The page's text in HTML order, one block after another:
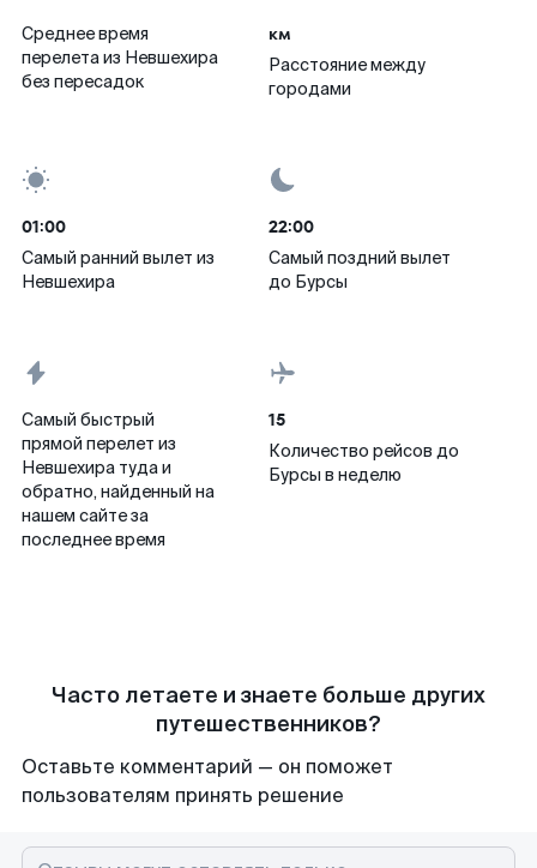
Среднее время
перелета из Невшехира
без пересадок
км
Расстояние между
городами
01:00
Самый ранний вылет из
Невшехира
22:00
Самый поздний вылет
до Бурсы
Самый быстрый
прямой перелет из
Невшехира туда и
обратно, найденный на
нашем сайте за
последнее время
15
Количество рейсов до
Бурсы в неделю
Часто летаете и знаете больше других
путешественников?
Оставьте комментарий — он поможет
пользователям принять решение